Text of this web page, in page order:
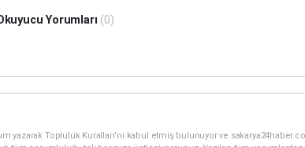
Yorumları (0)
yazarak Topluluk Kuralları’nı kabul etmiş bulunuyor ve